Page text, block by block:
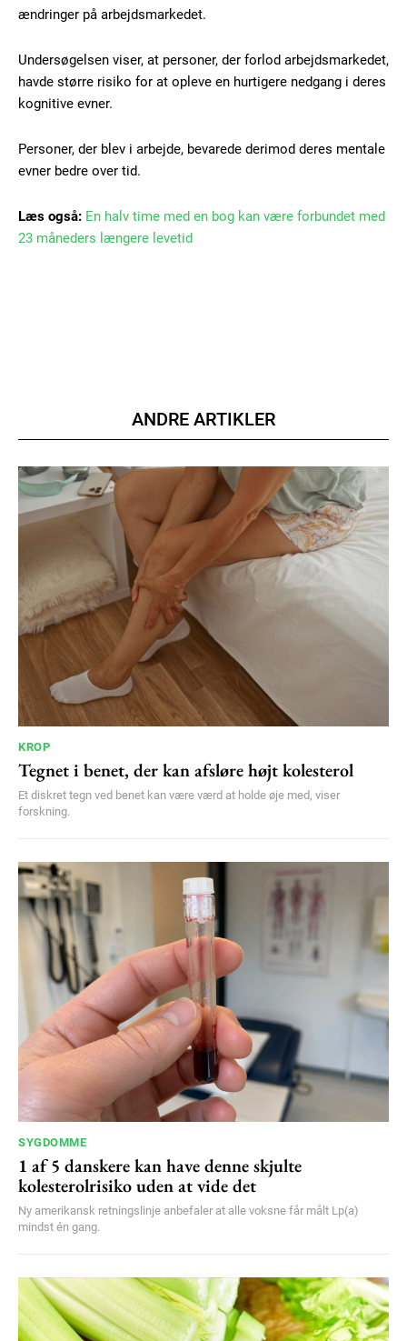
Etiam est nibh, lobortis sit
Ut mollis pellentesque tortor
Orci varius natoque dolor
100DKK
Etiam est nibh, lobortis sit
Praesent euismod ac
Ut mollis pellentesque tortor
Nullam eu erat condimentum
Donec quis est ac felis
Orci varius natoque dolor
YEARLY PRICING MONTHLY PRICING
ændringer på arbejdsmarkedet.
Undersøgelsen viser, at personer, der forlod arbejdsmarkedet,
havde større risiko for at opleve en hurtigere nedgang i deres
kognitive evner.
Personer, der blev i arbejde, bevarede derimod deres mentale
evner bedre over tid.
Læs også: En halv time med en bog kan være forbundet med
23 måneders længere levetid
ANDRE ARTIKLER
KROP
Tegnet i benet, der kan afsløre højt kolesterol
Et diskret tegn ved benet kan være værd at holde øje med, viser
forskning.
SYGDOMME
1 af 5 danskere kan have denne skjulte
kolesterolrisiko uden at vide det
Ny amerikansk retningslinje anbefaler at alle voksne får målt Lp(a)
mindst én gang.